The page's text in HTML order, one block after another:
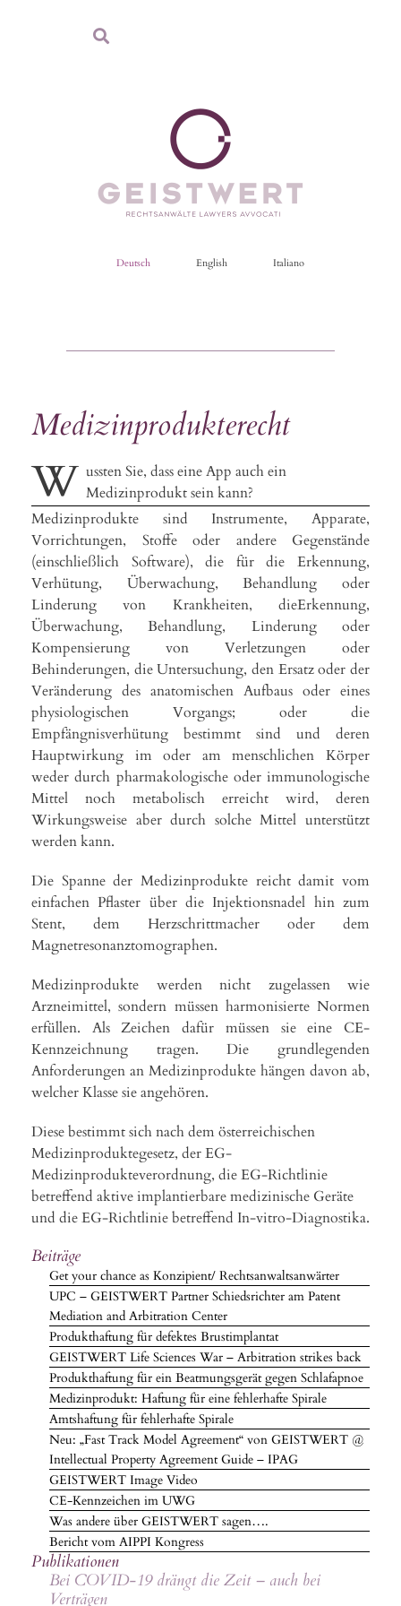
Deutsch English Italiano
Medizinprodukterecht
W ussten Sie, dass eine App auch ein
Medizinprodukt sein kann?
Medizinprodukte sind Instrumente, Apparate,
Vorrichtungen, Stoffe oder andere Gegenstände
(einschließlich Software), die für die Erkennung,
Verhütung, Überwachung, Behandlung oder
Linderung von Krankheiten, dieErkennung,
Überwachung, Behandlung, Linderung oder
Kompensierung von Verletzungen oder
Behinderungen, die Untersuchung, den Ersatz oder der
Veränderung des anatomischen Aufbaus oder eines
physiologischen Vorgangs; oder die
Empfängnisverhütung bestimmt sind und deren
Hauptwirkung im oder am menschlichen Körper
weder durch pharmakologische oder immunologische
Mittel noch metabolisch erreicht wird, deren
Wirkungsweise aber durch solche Mittel unterstützt
werden kann.
Die Spanne der Medizinprodukte reicht damit vom
einfachen Pflaster über die Injektionsnadel hin zum
Stent, dem Herzschrittmacher oder dem
Magnetresonanztomographen.
Medizinprodukte werden nicht zugelassen wie
Arzneimittel, sondern müssen harmonisierte Normen
erfüllen. Als Zeichen dafür müssen sie eine CE-
Kennzeichnung tragen. Die grundlegenden
Anforderungen an Medizinprodukte hängen davon ab,
welcher Klasse sie angehören.
Diese bestimmt sich nach dem österreichischen
Medizinproduktegesetz, der EG-
Medizinprodukteverordnung, die EG-Richtlinie
betreffend aktive implantierbare medizinische Geräte
und die EG-Richtlinie betreffend In-vitro-Diagnostika.
Beiträge
Get your chance as Konzipient/ Rechtsanwaltsanwärter
UPC – GEISTWERT Partner Schiedsrichter am Patent
Mediation and Arbitration Center
Produkthaftung für defektes Brustimplantat
GEISTWERT Life Sciences War – Arbitration strikes back
Produkthaftung für ein Beatmungsgerät gegen Schlafapnoe
Medizinprodukt: Haftung für eine fehlerhafte Spirale
Amtshaftung für fehlerhafte Spirale
Neu: „Fast Track Model Agreement“ von GEISTWERT @
Intellectual Property Agreement Guide – IPAG
GEISTWERT Image Video
CE-Kennzeichen im UWG
Was andere über GEISTWERT sagen….
Bericht vom AIPPI Kongress
Publikationen
Bei COVID-19 drängt die Zeit – auch bei
Verträgen